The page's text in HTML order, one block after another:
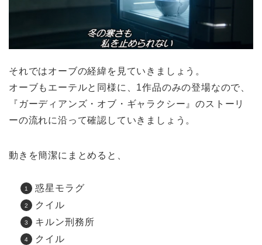
それではオーブの経緯を見ていきましょう。
オーブもエーテルと同様に、1作品のみの登場なので、
『ガーディアンズ・オブ・ギャラクシー』のストーリ
ーの流れに沿って確認していきましょう。
動きを簡潔にまとめると、
惑星モラグ
クイル
キルン刑務所
クイル